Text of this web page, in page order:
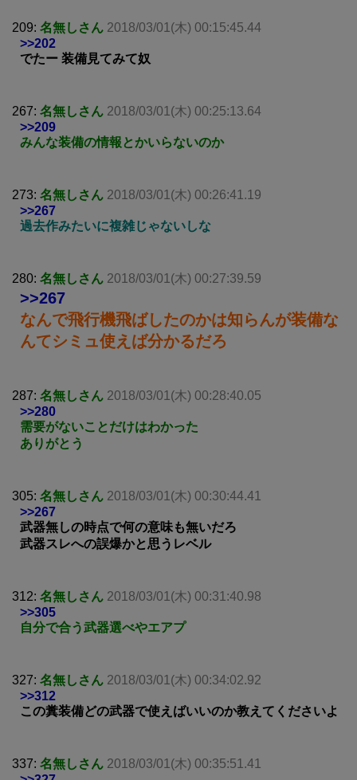
209: 名無しさん 2018/03/01(木) 00:15:45.44
>>202
でたー 装備見てみて奴
267: 名無しさん 2018/03/01(木) 00:25:13.64
>>209
みんな装備の情報とかいらないのか
273: 名無しさん 2018/03/01(木) 00:26:41.19
>>267
過去作みたいに複雑じゃないしな
280: 名無しさん 2018/03/01(木) 00:27:39.59
>>267
なんで飛行機飛ばしたのかは知らんが装備な
んてシミュ使えば分かるだろ
287: 名無しさん 2018/03/01(木) 00:28:40.05
>>280
需要がないことだけはわかった
ありがとう
305: 名無しさん 2018/03/01(木) 00:30:44.41
>>267
武器無しの時点で何の意味も無いだろ
武器スレへの誤爆かと思うレベル
312: 名無しさん 2018/03/01(木) 00:31:40.98
>>305
自分で合う武器選べやエアプ
327: 名無しさん 2018/03/01(木) 00:34:02.92
>>312
この糞装備どの武器で使えばいいのか教えてくださいよ
337: 名無しさん 2018/03/01(木) 00:35:51.41